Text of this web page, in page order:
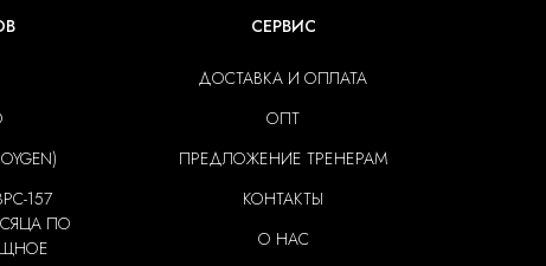
157
ПО
СЕРВИС
ДОСТАВКА И ОПЛАТА
ОПТ
ПРЕДЛОЖЕНИЕ ТРЕНЕРАМ
КОНТАКТЫ
О НАС